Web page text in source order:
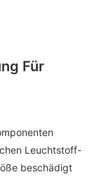
Für
Leuchtstoff-
beschädigt